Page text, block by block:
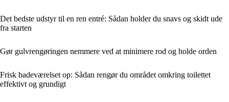
Det bedste udstyr til en ren entré: Sådan holder du snavs og skidt ude
fra starten
Gør gulvrengøringen nemmere ved at minimere rod og holde orden
Frisk badeværelset op: Sådan rengør du området omkring toilettet
effektivt og grundigt